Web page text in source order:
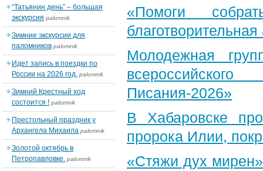
«Помоги
Молодежная
Писания-2026»
В Хабаровске
пророка Илии,
«Стяжи дух
“Татьянин день” – большая
экскурсия palomnik
Зимние экскурсии для
паломников palomnik
Идет запись в поездки по
России на 2026 год. palomnik
Зимний Крестный ход
состоится ! palomnik
Престольный праздник у
Архангела Михаила palomnik
Золотой октябрь в
Петропавловке. palomnik